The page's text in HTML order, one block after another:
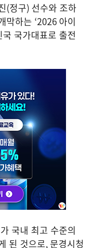
(정구) 선수와 조하
막하는 ‘2026아이
국가대표로 출전
국내 최고 수준의
된 것으로, 문경시청